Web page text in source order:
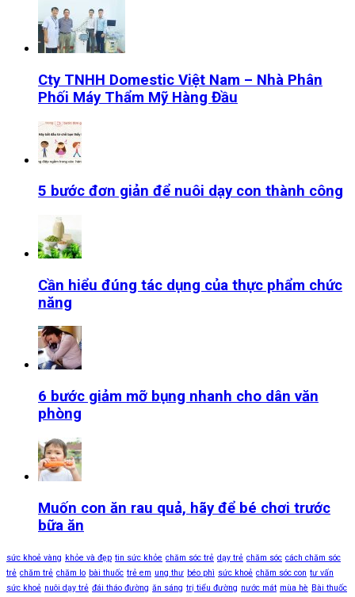
Cty TNHH Domestic Việt Nam – Nhà Phân
Phối Máy Thẩm Mỹ Hàng Đầu
5 bước đơn giản để nuôi dạy con thành công
Cần hiểu đúng tác dụng của thực phẩm chức
năng
6 bước giảm mỡ bụng nhanh cho dân văn
phòng
Muốn con ăn rau quả, hãy để bé chơi trước
bữa ăn
sức khoẻ vàng khỏe và đẹp tin sức khỏe chăm sóc trẻ dạy trẻ chăm sóc cách chăm sóc
trẻ chăm trẻ chăm lo bài thuốc trẻ em ung thư béo phì sức khoẻ chăm sóc con tư vấn
sức khoẻ nuôi dạy trẻ đái tháo đường ăn sáng trị tiểu đường nước mát mùa hè Bài thuốc